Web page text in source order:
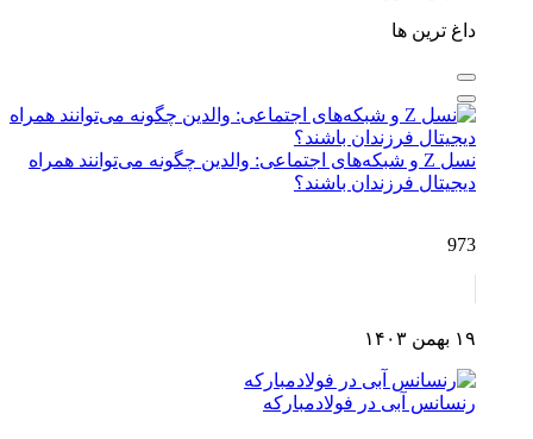
داغ ترین ها
نسل Z و شبکه‌های اجتماعی: والدین چگونه می‌توانند همراه
دیجیتال فرزندان باشند؟
973
۱۹ بهمن ۱۴۰۳
رنسانس آبی در فولادمبارکه